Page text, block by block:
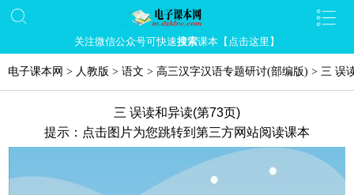
关注微信公众号可快速搜索课本【点击这里】
电子课本网 > 人教版 > 语文 > 高三汉字汉语专题研讨(部编版) > 三 误
三 误读和异读(第73页)
提示：点击图片为您跳转到第三方网站阅读课本